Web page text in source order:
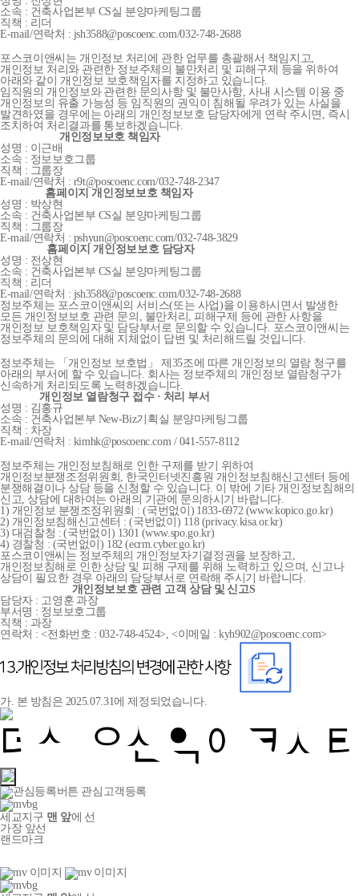
소속 : 건축사업본부 CS실 분양마케팅그룹
직책 : 리더
E-mail/연락처 : jsh3588@poscoenc.com/032-748-2688
포스코이앤씨는 개인정보 처리에 관한 업무를 총괄해서 책임지고,
개인정보 처리와 관련한 정보주체의 불만처리 및 피해구제 등을 위하여
아래와 같이 개인정보 보호책임자를 지정하고 있습니다.
임직원의 개인정보와 관련한 문의사항 및 불만사항, 사내 시스템 이용 중
개인정보의 유출 가능성 등 임직원의 권익이 침해될 우려가 있는 사실을
발견하였을 경우에는 아래의 개인정보보호 담당자에게 연락 주시면, 즉시
조치하여 처리결과를 통보하겠습니다.
개인정보보호 책임자
성명 : 이근배
소속 : 정보보호그룹
직책 : 그룹장
E-mail/연락처 : r9t@poscoenc.com/032-748-2347
홈페이지 개인정보보호 책임자
성명 : 박상현
소속 : 건축사업본부 CS실 분양마케팅그룹
직책 : 그룹장
E-mail/연락처 : pshyun@poscoenc.com/032-748-3829
홈페이지 개인정보보호 담당자
성명 : 전상현
소속 : 건축사업본부 CS실 분양마케팅그룹
직책 : 리더
E-mail/연락처 : jsh3588@poscoenc.com/032-748-2688
정보주체는 포스코이앤씨의 서비스(또는 사업)을 이용하시면서 발생한
모든 개인정보보호 관련 문의, 불만처리, 피해구제 등에 관한 사항을
개인정보 보호책임자 및 담당부서로 문의할 수 있습니다. 포스코이앤씨는
정보주체의 문의에 대해 지체없이 답변 및 처리해드릴 것입니다.
정보주체는 「개인정보 보호법」 제35조에 따른 개인정보의 열람 청구를
아래의 부서에 할 수 있습니다. 회사는 정보주체의 개인정보 열람청구가
신속하게 처리되도록 노력하겠습니다.
개인정보 열람청구 접수 · 처리 부서
성명 : 김홍규
소속 : 건축사업본부 New-Biz기획실 분양마케팅그룹
직책 : 차장
E-mail/연락처 : kimhk@poscoenc.com / 041-557-8112
정보주체는 개인정보침해로 인한 구제를 받기 위하여
개인정보분쟁조정위원회, 한국인터넷진흥원 개인정보침해신고센터 등에
분쟁해결이나 상담 등을 신청할 수 있습니다. 이 밖에 기타 개인정보침해의
신고, 상담에 대하여는 아래의 기관에 문의하시기 바랍니다.
1) 개인정보 분쟁조정위원회 : (국번없이) 1833-6972 (www.kopico.go.kr)
2) 개인정보침해신고센터 : (국번없이) 118 (privacy.kisa.or.kr)
3) 대검찰청 : (국번없이) 1301 (www.spo.go.kr)
4) 경찰청 : (국번없이) 182 (ecrm.cyber.go.kr)
포스코이앤씨는 정보주체의 개인정보자기결정권을 보장하고,
개인정보침해로 인한 상담 및 피해 구제를 위해 노력하고 있으며, 신고나
상담이 필요한 경우 아래의 담당부서로 연락해 주시기 바랍니다.
개인정보보호 관련 고객 상담 및 신고S
담당자 : 고영훈 과장
부서명 : 정보보호그룹
직책 : 과장
연락처 : <전화번호 : 032-748-4524>, <이메일 : kyh902@poscoenc.com>
가. 본 방침은 2025.07.31에 제정되었습니다.
관심고객등록
세교지구 맨 앞에 선
가장 앞선
랜드마크